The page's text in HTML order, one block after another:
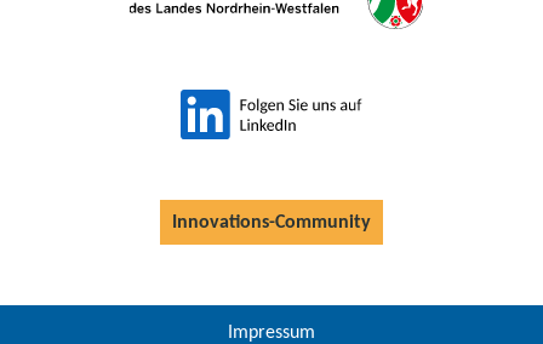
Innovations-Community
Impressum